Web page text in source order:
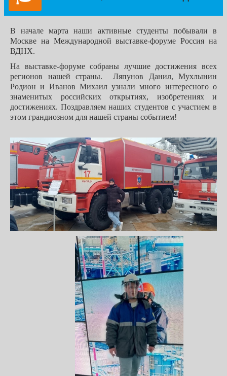
В начале марта наши активные студенты побывали в
Москве на Международной выставке-форуме Россия на
ВДНХ.
На выставке-форуме собраны лучшие достижения всех
регионов нашей страны. Ляпунов Данил, Мухлынин
Родион и Иванов Михаил узнали много интересного о
знаменитых российских открытиях, изобретениях и
достижениях. Поздравляем наших студентов с участием в
этом грандиозном для нашей страны событием!